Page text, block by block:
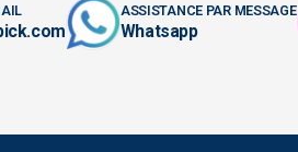
ASSISTANCE PAR MESSAGE
Whatsapp